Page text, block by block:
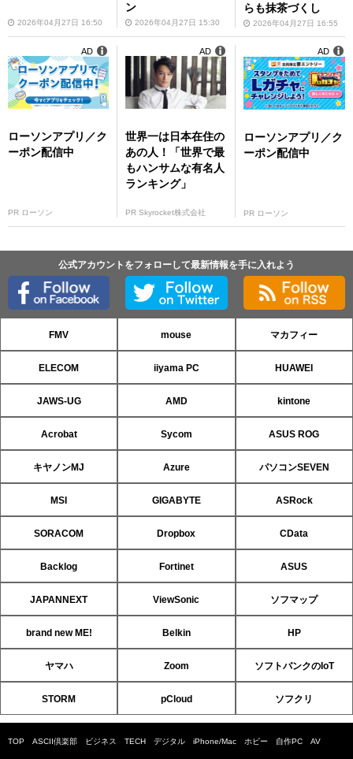
2026年04月27日 16:50
ン
2026年04月27日 15:30
らも抹茶づくし
2026年04月27日 16:55
ローソンアプリ／ク
ーポン配信中
PR ローソン
AD
世界一は日本在住の
あの人！「世界で最
もハンサムな有名人
ランキング」
PR Skyrocket株式会社
AD
ローソンアプリ／ク
ーポン配信中
PR ローソン
AD
公式アカウントをフォローして最新情報を手に入れよう
FMV mouse マカフィー
ELECOM iiyama PC HUAWEI
JAWS-UG AMD kintone
Acrobat Sycom ASUS ROG
キヤノンMJ Azure パソコンSEVEN
MSI GIGABYTE ASRock
SORACOM Dropbox CData
Backlog Fortinet ASUS
JAPANNEXT ViewSonic ソフマップ
brand new ME! Belkin HP
ヤマハ Zoom ソフトバンクのIoT
STORM pCloud ソフクリ
TOP ASCII倶楽部 ビジネス TECH デジタル iPhone/Mac ホビー 自作PC AV